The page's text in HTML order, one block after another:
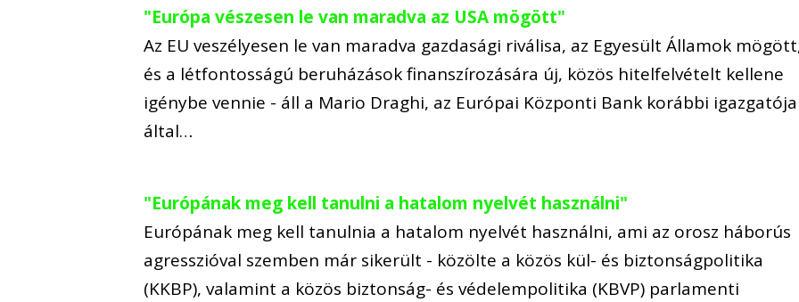
"Európa vészesen le van maradva az USA mögött"
Az EU veszélyesen le van maradva gazdasági riválisa, az Egyesült Államok
és a létfontosságú beruházások finanszírozására új, közös hitelfelvételt kellene
igénybe vennie - áll a Mario Draghi, az Európai Központi Bank korábbi igazgatója
által…
"Európának meg kell tanulni a hatalom nyelvét használni"
Európának meg kell tanulnia a hatalom nyelvét használni, ami az orosz háborús
agresszióval szemben már sikerült - közölte a közös kül- és biztonságpolitika
(KKBP), valamint a közös biztonság- és védelempolitika (KBVP) parlamenti